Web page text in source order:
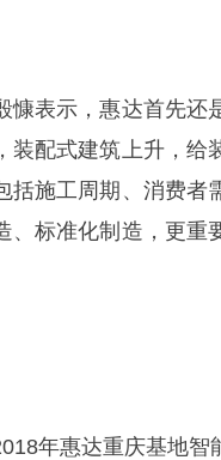
慷表示，惠达首先
装配式建筑上升，给
括施工周期、消费者
、标准化制造，更
年惠达重庆基地智